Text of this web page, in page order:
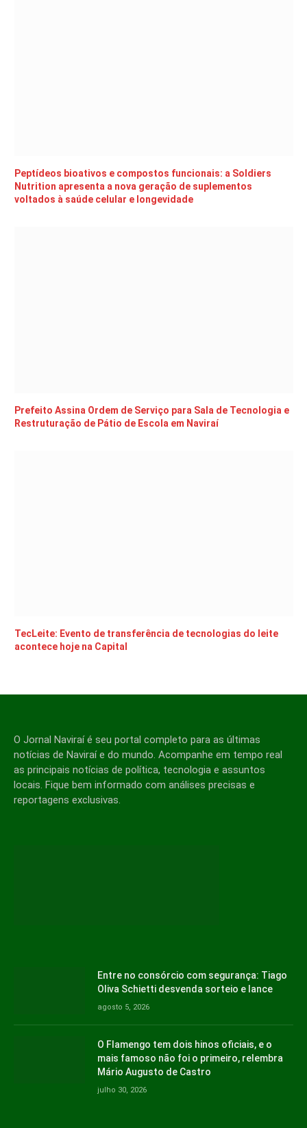
Peptídeos bioativos e compostos funcionais: a Soldiers
Nutrition apresenta a nova geração de suplementos
voltados à saúde celular e longevidade
Prefeito Assina Ordem de Serviço para Sala de Tecnologia e
Restruturação de Pátio de Escola em Naviraí
TecLeite: Evento de transferência de tecnologias do leite
acontece hoje na Capital
O Jornal Naviraí é seu portal completo para as últimas
notícias de Naviraí e do mundo. Acompanhe em tempo real
as principais notícias de política, tecnologia e assuntos
locais. Fique bem informado com análises precisas e
reportagens exclusivas.
Entre no consórcio com segurança: Tiago
Oliva Schietti desvenda sorteio e lance
agosto 5, 2026
O Flamengo tem dois hinos oficiais, e o
mais famoso não foi o primeiro, relembra
Mário Augusto de Castro
julho 30, 2026